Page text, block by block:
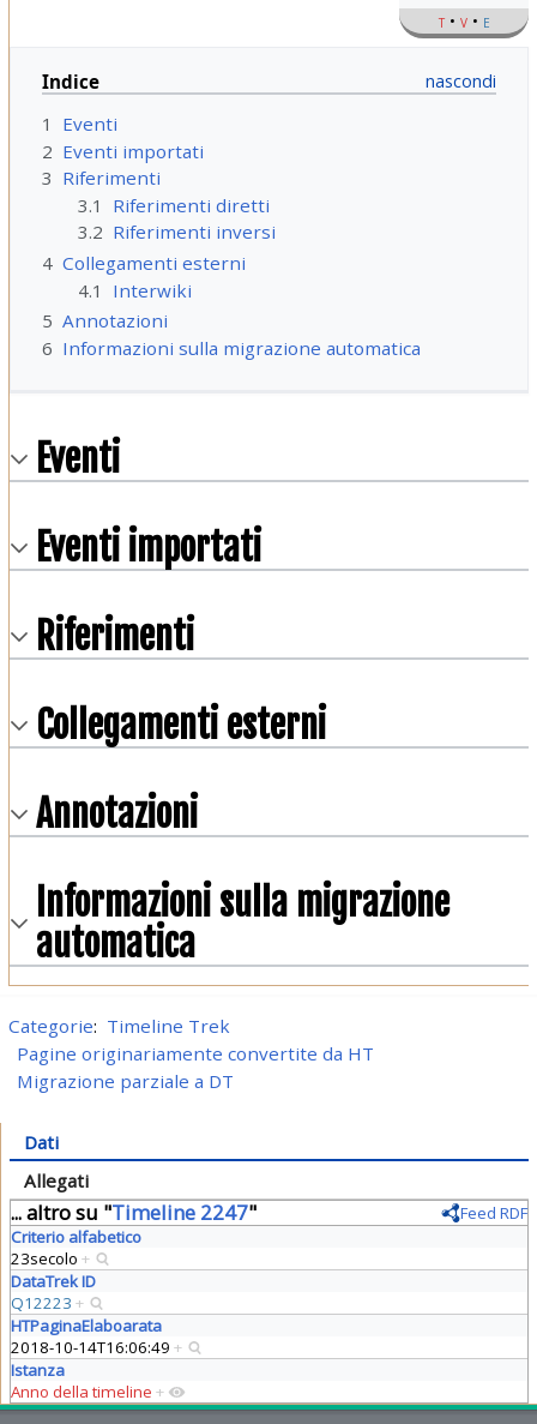
t v e
Indice
1
Eventi
2 Eventi importati
3 Riferimenti
3.1
Riferimenti diretti
3.2 Riferimenti inversi
4 Collegamenti esterni
4.1
Interwiki
5 Annotazioni
6 Informazioni sulla migrazione automatica
Eventi
Eventi importati
Riferimenti
Collegamenti esterni
Annotazioni
Informazioni sulla migrazione
automatica
Categorie: Timeline Trek
Pagine originariamente convertite da HT
Migrazione parziale a DT
Dati
Allegati
... altro su "Timeline 2247"
Feed RDF
Criterio alfabetico
23secolo +
DataTrek ID
Q12223 +
HTPaginaElaboarata
2018-10-14T16:06:49 +
Istanza
Anno della timeline +